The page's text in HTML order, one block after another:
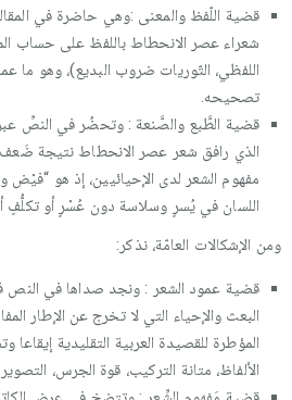
قضية اللّفظ والمعنى :وهي حاضرة في
شعراء عصر الانحطاط باللفظ على حساب
اللفظي، التّوريات ضروب البديع)، وهو ما
تصحيحه.
قضية الطَّبع والصَّنعة : وتحضُر في النصِّ عبر
الذي رافق شعر عصر الانحطاط نتيجة
مفهوم الشعر لدى الإحيائيين، إذ هو
اللسان في يُسرٍ وسلاسة دون عُسْرٍ أو تكلُّفٍ
ومن الإشكالات العامّة، نذكر:
قضية عمود الشعر : ونجد صداها في
البعث والإحياء التي لا تخرج عن الإطار
المؤطرة للقصيدة العربية التقليدية
الألفاظ، متانة التركيب، قوة الجرس،